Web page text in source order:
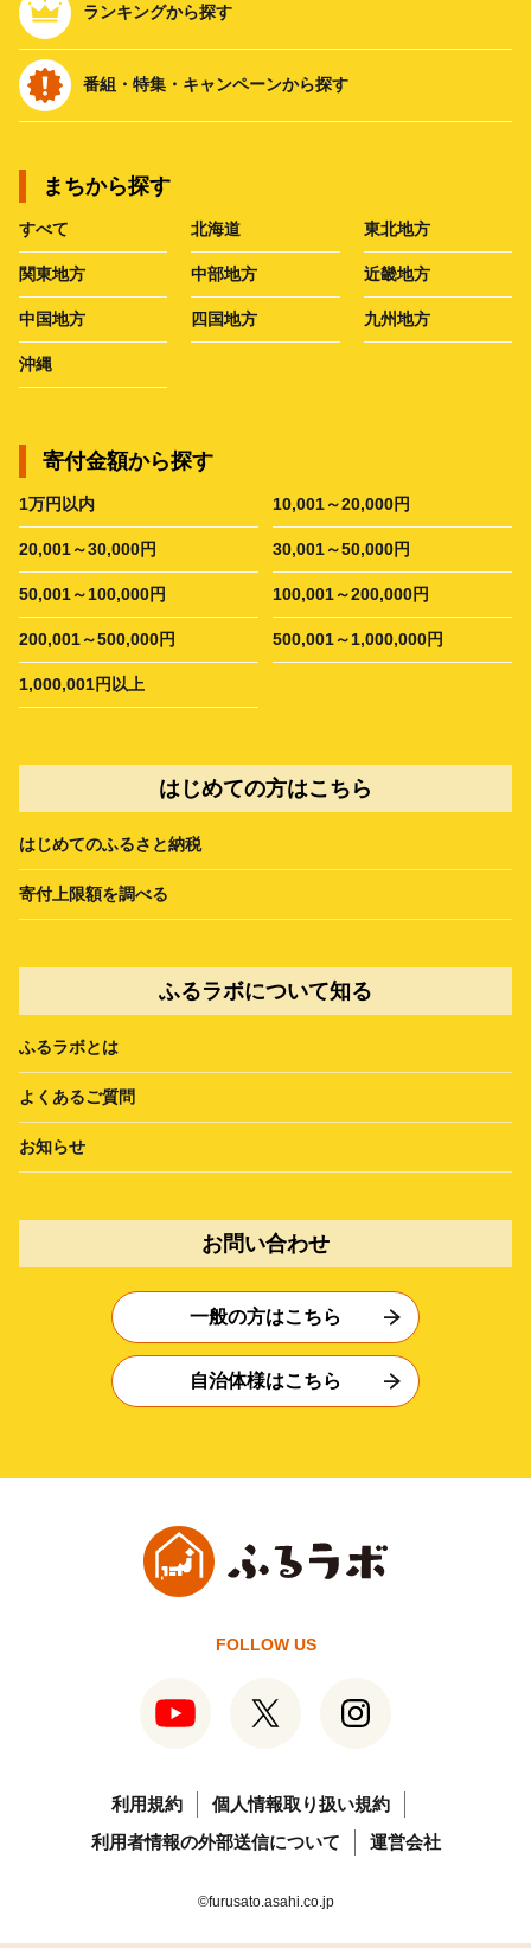
ランキングから探す
番組・特集・キャンペーンから探す
まちから探す
すべて 北海道 東北地方
関東地方 中部地方 近畿地方
中国地方 四国地方 九州地方
沖縄
寄付金額から探す
1万円以内 10,001～20,000円
20,001～30,000円 30,001～50,000円
50,001～100,000円 100,001～200,000円
200,001～500,000円 500,001～1,000,000円
1,000,001円以上
はじめての方はこちら
はじめてのふるさと納税
寄付上限額を調べる
ふるラボについて知る
ふるラボとは
よくあるご質問
お知らせ
お問い合わせ
一般の方はこちら
自治体様はこちら
FOLLOW US
利用規約
個人情報取り扱い規約
利用者情報の外部送信について
運営会社
©furusato.asahi.co.jp